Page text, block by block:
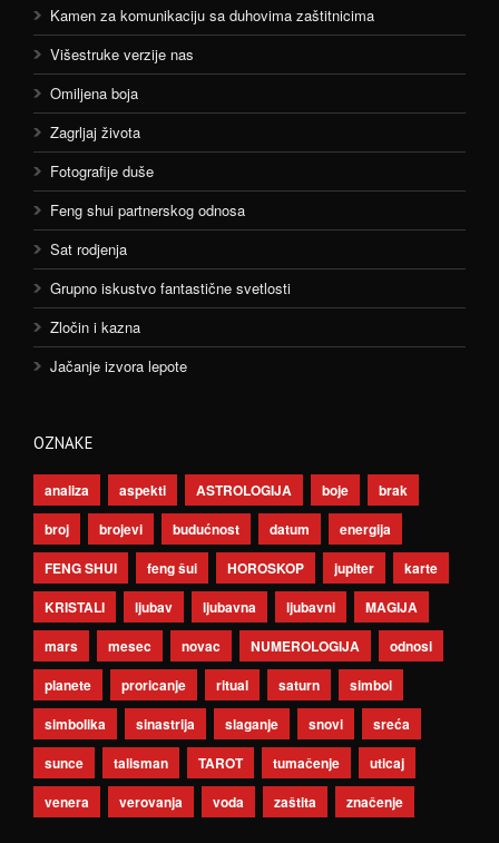
Kamen za komunikaciju sa duhovima zaštitnicima
Višestruke verzije nas
Omiljena boja
Zagrljaj života
Fotografije duše
Feng shui partnerskog odnosa
Sat rodjenja
Grupno iskustvo fantastične svetlosti
Zločin i kazna
Jačanje izvora lepote
OZNAKE
analiza aspekti ASTROLOGIJA boje
brak
broj
brojevi budućnost datum
energija
FENG SHUI
feng šui HOROSKOP jupiter
karte
KRISTALI
ljubav ljubavna ljubavni
MAGIJA
mars
mesec novac NUMEROLOGIJA
odnosi
planete
proricanje ritual saturn
simbol
simbolika
sinastrija slaganje snovi
sreća
sunce
talisman TAROT tumačenje
uticaj
venera
verovanja voda zaštita značenje